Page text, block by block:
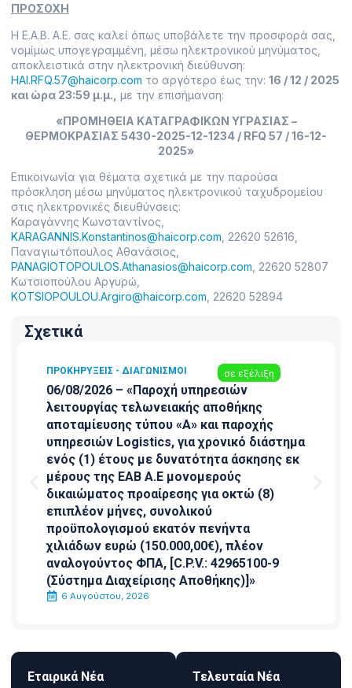
ΠΡΟΣΟΧΗ
Η Ε.Α.Β. Α.Ε. σας καλεί όπως υποβάλετε την προσφορά σας,
νομίμως υπογεγραμμένη, μέσω ηλεκτρονικού μηνύματος,
αποκλειστικά στην ηλεκτρονική διεύθυνση:
HAI.RFQ.57@haicorp.com το αργότερο έως την: 16 / 12 / 2025
και ώρα 23:59 μ.μ., με την επισήμανση:
«ΠΡΟΜΗΘΕΙΑ ΚΑΤΑΓΡΑΦΙΚΩΝ ΥΓΡΑΣΙΑΣ –
ΘΕΡΜΟΚΡΑΣΙΑΣ 5430-2025-12-1234 / RFQ 57 / 16-12-
2025»
Επικοινωνία για θέματα σχετικά με την παρούσα
πρόσκληση μέσω μηνύματος ηλεκτρονικού ταχυδρομείου
στις ηλεκτρονικές διευθύνσεις:
Καραγάννης Κωνσταντίνος,
KARAGANNIS.Konstantinos@haicorp.com , 22620 52616,
Παναγιωτόπουλος Αθανάσιος,
PANAGIOTOPOULOS.Athanasios@haicorp.com , 22620 52807
Κωτσιοπούλου Αργυρώ,
KOTSIOPOULOU.Argiro@haicorp.com , 22620 52894
Σχετικά
ΠΡΟΚΗΡΎΞΕΙΣ - ΔΙΑΓΩΝΙΣΜΟΊ σε εξέλιξη
06/08/2026 – «Παροχή υπηρεσιών
λειτουργίας τελωνειακής αποθήκης
αποταμίευσης τύπου «Α» και παροχής
υπηρεσιών Logistics, για χρονικό διάστημα
ενός (1) έτους με δυνατότητα άσκησης εκ
μέρους της ΕΑΒ Α.Ε μονομερούς
δικαιώματος προαίρεσης για οκτώ (8)
επιπλέον μήνες, συνολικού
προϋπολογισμού εκατόν πενήντα
χιλιάδων ευρώ (150.000,00€), πλέον
αναλογούντος ΦΠΑ, [C.P.V.: 42965100-9
(Σύστημα Διαχείρισης Αποθήκης)]»
6 Αυγούστου, 2026
Εταιρικά Νέα Τελευταία Νέα